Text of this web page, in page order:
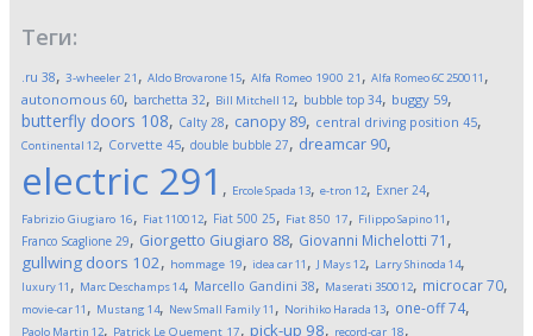
Теги:
.ru 38, 3-wheeler 21 , Aldo Brovarone15, Alfa Romeo 1900 21 , Alfa Romeo 6C 250011 ,
autonomous 60, barchetta 32, Bill Mitchell 12, bubble top 34, buggy 59,
butterfly doors 108, Calty 28, canopy 89, central driving position 45,
Continental 12, Corvette 45, double bubble 27, dreamcar 90,
electric 291 , Ercole Spada 13, e-tron 12, Exner 24,
Fabrizio Giugiaro 16, Fiat 110012, Fiat 500 25, Fiat 850 17, Filippo Sapino11 ,
Franco Scaglione 29, Giorgetto Giugiaro 88, Giovanni Michelotti 71 ,
gullwing doors 102, hommage 19, idea car11 , J Mays12, Larry Shinoda 14,
luxury11 , Marc Deschamps14, Marcello Gandini 38, Maserati 350012, microcar70,
movie-car11 , Mustang 14, New Small Family11 , Norihiko Harada 13, one-off74,
Paolo Martin 12, Patrick Le Quement 17, pick-up 98, record-car 18,